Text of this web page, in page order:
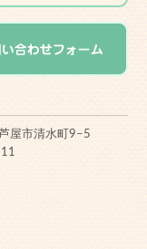
屋市清水町9−5